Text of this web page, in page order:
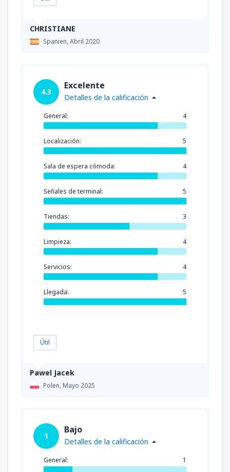
CHRISTIANE
Spanien,Abril 2020
Pawel Jacek
Polen,Mayo 2025
4.3
Excelente
Detalles de la calificación
General: 4
Localización: 5
Sala de espera cómoda: 4
Señales de terminal: 5
Tiendas: 3
Limpieza: 4
Servicios: 4
Llegada: 5
Útil
1
Bajo
Detalles de la calificación
General: 1